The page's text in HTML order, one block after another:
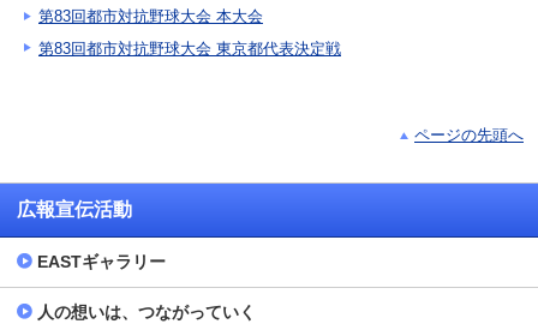
第83回都市対抗野球大会 本大会
第83回都市対抗野球大会 東京都代表決定戦
ページの先頭へ
広報宣伝活動
EASTギャラリー
人の想いは、つながっていく